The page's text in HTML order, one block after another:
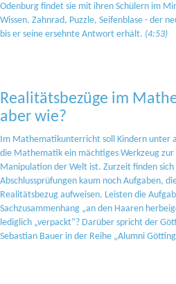
Odenburg findet sie mit ihren Schülern im
Wissen. Zahnrad, Puzzle, Seifenblase - der
bis er seine ersehnte Antwort erhält. (4:53)
Realitätsbezüge im
aber wie?
Im Mathematikunterricht soll Kindern unter
die Mathematik ein mächtiges Werkzeug
Manipulation der Welt ist. Zurzeit finden sich
Abschlussprüfungen kaum noch Aufgaben,
Realitätsbezug aufweisen. Leisten die
Sachzusammenhang „an den Haaren
lediglich „verpackt“? Darüber spricht der
Sebastian Bauer in der Reihe „Alumni